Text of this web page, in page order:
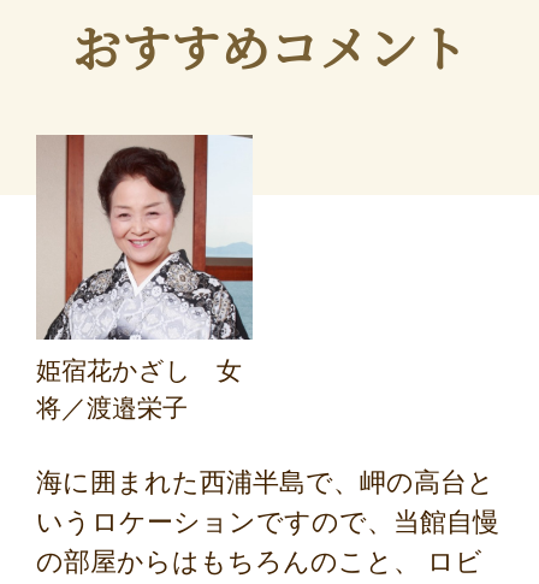
おすすめコメント
姫宿花かざし 女
将／渡邉栄子
海に囲まれた西浦半島で、岬の高台と
いうロケーションですので、当館自慢
の部屋からはもちろんのこと、 ロビ